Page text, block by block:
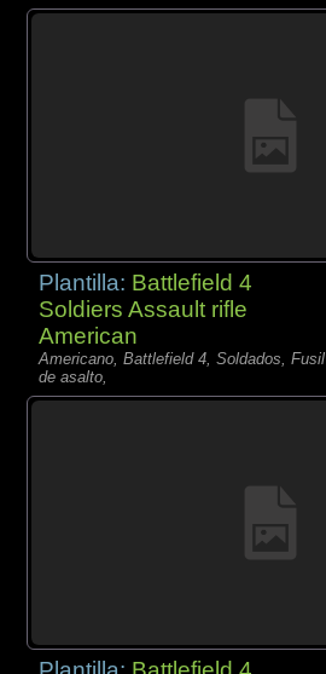
Plantilla: Battlefield 4
Soldiers Assault rifle
American
Americano, Battlefield 4, Soldados, Fusil
de asalto,